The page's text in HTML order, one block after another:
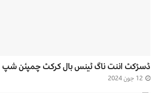
ڈسڑکٹ اننت ناگ ٹینس بال کرکٹ چمپئن شپ